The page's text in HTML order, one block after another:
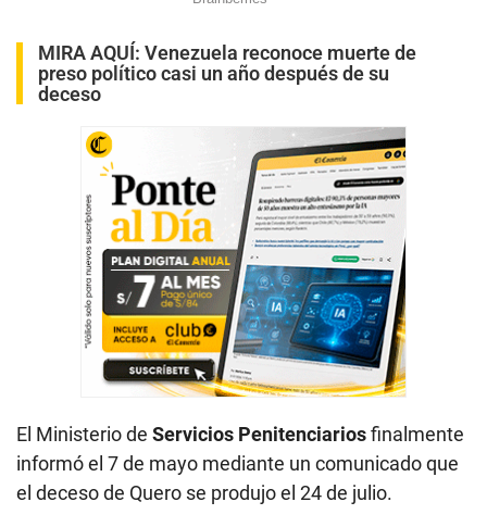
MIRA AQUÍ: Venezuela reconoce muerte de
preso político casi un año después de su
deceso
El Ministerio de Servicios Penitenciariosfinalmente
informó el 7 de mayo mediante un comunicado que
el deceso de Quero se produjo el 24 de julio.